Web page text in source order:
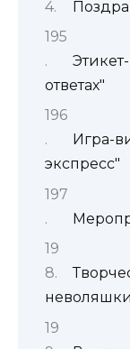
ответах"
Игра-
экспресс"